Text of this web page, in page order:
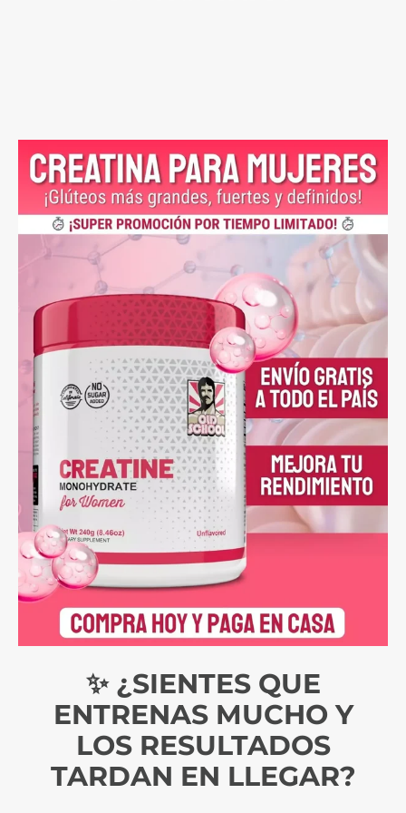
✨ ¿SIENTES QUE
ENTRENAS MUCHO Y
LOS RESULTADOS
TARDAN EN LLEGAR?